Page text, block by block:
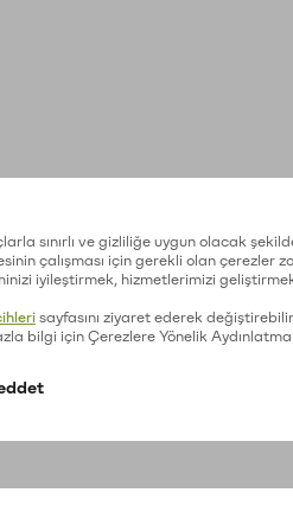
sınırlı ve gizliliğe uygun olacak
çalışması için gerekli olan çerezler
iyileştirmek, hizmetlerimizi
sayfasını ziyaret ederek
bilgi için Çerezlere Yönelik